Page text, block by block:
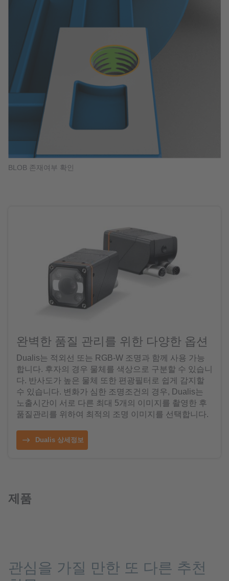
BLOB 존재여부 확인
완벽한 품질 관리를 위한 다양한 옵션
Dualis는 적외선 또는 RGB-W 조명과 함께 사용 가능
합니다. 후자의 경우 물체를 색상으로 구분할 수 있습니
다. 반사도가 높은 물체 또한 편광필터로 쉽게 감지할
수 있습니다. 변화가 심한 조명조건의 경우, Dualis는
노출시간이 서로 다른 최대 5개의 이미지를 촬영한 후
품질관리를 위하여 최적의 조명 이미지를 선택합니다.
Dualis 상세정보
제품
관심을 가질 만한 또 다른 추천